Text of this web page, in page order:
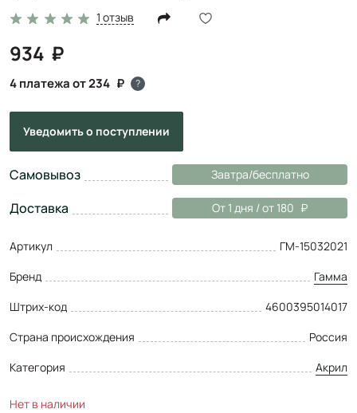
1 отзыв
934
4 платежа от 234 ?
Уведомитьо поступлении
Самовывоз Завтра/бесплатно
Доставка От 1 дня / от 180
Артикул
ГМ-15032021
Бренд
Гамма
Штрих-код
4600395014017
Страна происхождения
Россия
Категория
Акрил
Нет в наличии